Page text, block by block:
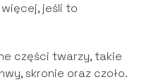
jeśli to
części twarzy, takie
skronie oraz czoło.